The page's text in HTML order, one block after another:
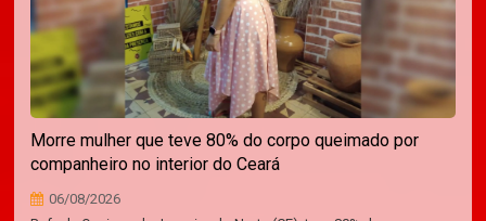
Morre mulher que teve 80% do corpo queimado por
companheiro no interior do Ceará
06/08/2026